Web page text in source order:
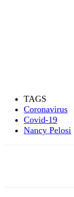
TAGS
Coronavirus
Covid-19
Nancy Pelosi